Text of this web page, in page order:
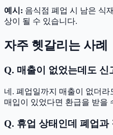
예시: 음식점 폐업 시 남은 식
상이 될 수 있습니다.
자주 헷갈리는 사례
Q. 매출이 없었는데도 신
네. 폐업일까지 매출이 없더
매입이 있었다면 환급을 받을
Q. 휴업 상태인데 폐업과